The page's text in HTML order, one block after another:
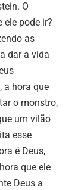
O
ele pode ir?
as
dar a vida
a hora que
o monstro,
um vilão
esse
é Deus,
que ele
Deus a